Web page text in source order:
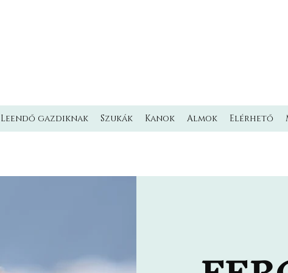
Leendő gazdiknak Szukák Kanok Almok Elérhető